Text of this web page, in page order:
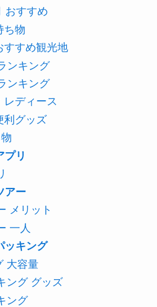
おすすめ
ち物
すすめ観光地
ンキング
ンキング
レディース
利グッズ
プリ
アー
メリット
一人
ッキング
大容量
ング グッズ
ング